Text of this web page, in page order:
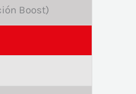
Boost)